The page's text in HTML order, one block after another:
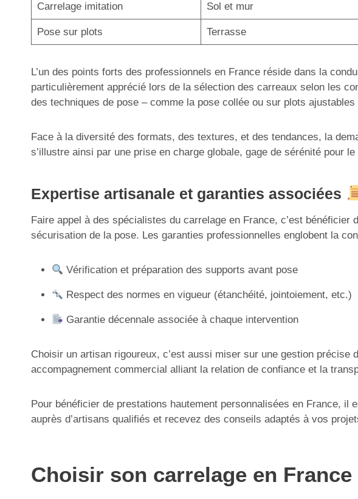
Carrelage imitation Sol et mur
Pose sur plots Terrasse
L’un des points forts des professionnels en France réside dans la
particulièrement apprécié lors de la sélection des carreaux selon les
des techniques de pose – comme la pose collée ou sur plots
Face à la diversité des formats, des textures, et des tendances, la
s’illustre ainsi par une prise en charge globale, gage de sérénité pour le
Expertise artisanale et garanties associées
Faire appel à des spécialistes du carrelage en France, c’est
sécurisation de la pose. Les garanties professionnelles englobent la
Vérification et préparation des supports avant pose
Respect des normes en vigueur (étanchéité, jointoiement, etc.)
Garantie décennale associée à chaque intervention
Choisir un artisan rigoureux, c’est aussi miser sur une gestion
accompagnement commercial alliant la relation de confiance et la
Pour bénéficier de prestations hautement personnalisées en France,
auprès d’artisans qualifiés et recevez des conseils adaptés à vos
Choisir son carrelage en